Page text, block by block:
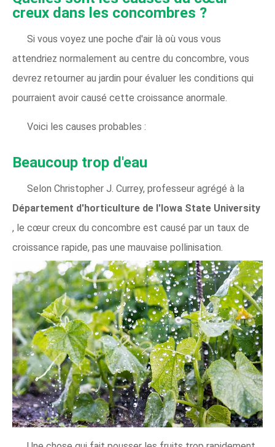
creux dans les concombres ?
Si vous voyez une poche d'air là où vous vous
attendriez normalement au centre du concombre, vous
devrez retourner au jardin pour évaluer les conditions qui
pourraient avoir causé cette croissance anormale.
Voici les causes probables :
Beaucoup trop d'eau
Selon Christopher J. Currey, professeur agrégé à la
Département d'horticulture de l'Iowa State University
, le cœur creux du concombre est causé par un taux de
croissance rapide, pas une mauvaise pollinisation.